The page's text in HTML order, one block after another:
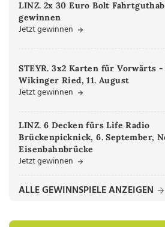
LINZ. 2x 30 Euro Bolt
gewinnen
Jetzt gewinnen
STEYR. 3x2 Karten für Vorwärts -
Wikinger Ried, 11. August
Jetzt gewinnen
LINZ. 6 Decken fürs Life Radio
Brückenpicknick, 6. September,
Eisenbahnbrücke
Jetzt gewinnen
ALLE GEWINNSPIELE ANZEIGEN